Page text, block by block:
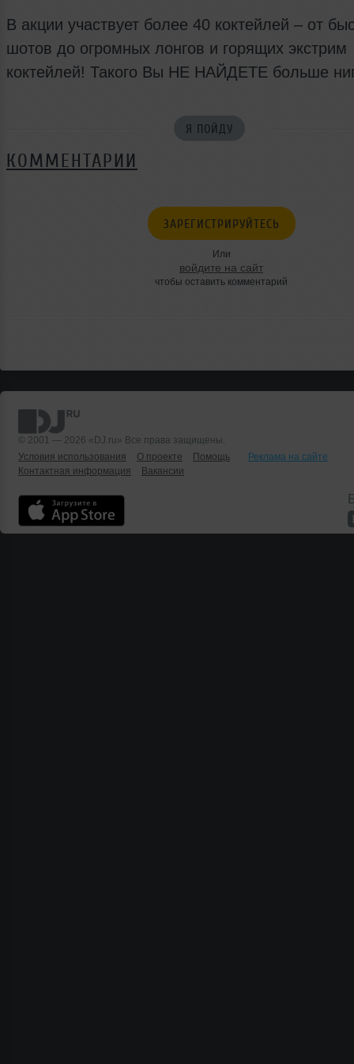
В акции участвует более 40 коктейлей – от
шотов до огромных лонгов и горящих экстрим
коктейлей! Такого Вы НЕ НАЙДЕТЕ больше
Я ПОЙДУ
КОММЕНТАРИИ
ЗАРЕГИСТРИРУЙТЕСЬ
Или
войдите на сайт
чтобы оставить комментарий
© 2001 — 2026 «DJ.ru» Все права защищены.
Условия использования
О проекте Помощь
Реклама на сайте
Контактная информация
Вакансии